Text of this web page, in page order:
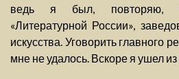
ведь я был, повторяю,
«Литературной России»,
искусства. Уговорить главного
мне не удалось. Вскоре я ушел из